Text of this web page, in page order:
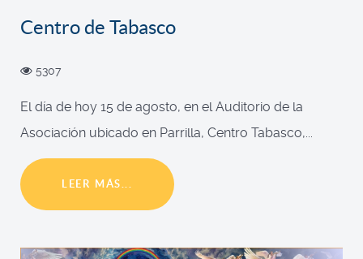
Centro de Tabasco
5307
El día de hoy 15 de agosto, en el Auditorio de la
Asociación ubicado en Parrilla, Centro Tabasco,...
LEER MÁS...